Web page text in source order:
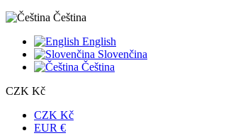
Čeština
English
Slovenčina
Čeština
CZK Kč
CZK Kč
EUR €